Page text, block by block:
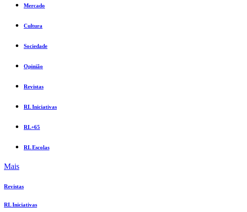
Mercado
Cultura
Sociedade
Opinião
Revistas
RL Iniciativas
RL+65
RL Escolas
Mais
Revistas
RL Iniciativas